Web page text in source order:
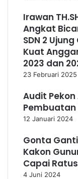
Irawan
Angkat
SDN 2
Kuat
2023 dan
23 Februari 2025
Audit
Pembuatan
12 Januari 2024
Gonta
Kakon
Capai
4 Juni 2024